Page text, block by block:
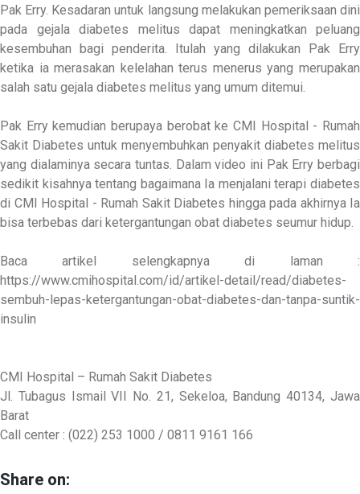
Pak Erry. Kesadaran untuk langsung melakukan pemeriksaan dini
pada gejala diabetes melitus dapat meningkatkan peluang
kesembuhan bagi penderita. Itulah yang dilakukan Pak Erry
ketika ia merasakan kelelahan terus menerus yang merupakan
salah satu gejala diabetes melitus yang umum ditemui.
Pak Erry kemudian berupaya berobat ke CMI Hospital - Rumah
Sakit Diabetes untuk menyembuhkan penyakit diabetes melitus
yang dialaminya secara tuntas. Dalam video ini Pak Erry berbagi
sedikit kisahnya tentang bagaimana Ia menjalani terapi diabetes
di CMI Hospital - Rumah Sakit Diabetes hingga pada akhirnya Ia
bisa terbebas dari ketergantungan obat diabetes seumur hidup.
Baca artikel selengkapnya di laman :
https://www.cmihospital.com/id/artikel-detail/read/diabetes-
sembuh-lepas-ketergantungan-obat-diabetes-dan-tanpa-suntik-
insulin
CMI Hospital – Rumah Sakit Diabetes
Jl. Tubagus Ismail VII No. 21, Sekeloa, Bandung 40134, Jawa
Barat
Call center : (022) 253 1000 / 0811 9161 166
Share on: